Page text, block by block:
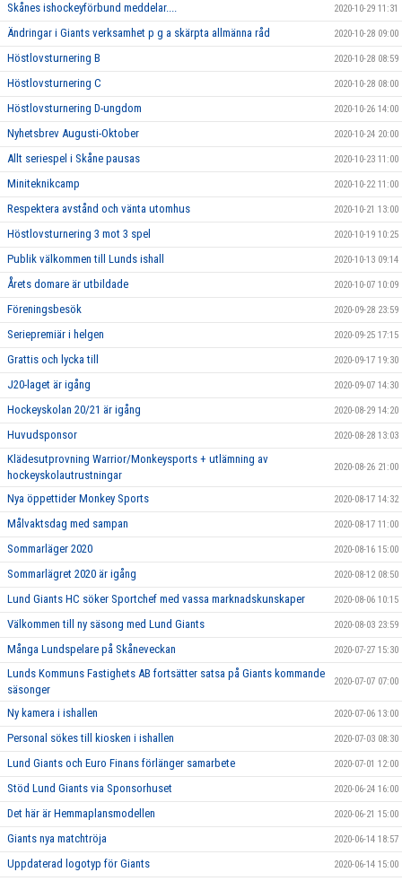
Skånes ishockeyförbund meddelar.... 2020-10-29 11:31
Ändringar i Giants verksamhet p g a skärpta allmänna råd 2020-10-28 09:00
Höstlovsturnering B 2020-10-28 08:59
Höstlovsturnering C 2020-10-28 08:00
Höstlovsturnering D-ungdom 2020-10-26 14:00
Nyhetsbrev Augusti-Oktober 2020-10-24 20:00
Allt seriespel i Skåne pausas 2020-10-23 11:00
Miniteknikcamp 2020-10-22 11:00
Respektera avstånd och vänta utomhus 2020-10-21 13:00
Höstlovsturnering 3 mot 3 spel 2020-10-19 10:25
Publik välkommen till Lunds ishall 2020-10-13 09:14
Årets domare är utbildade 2020-10-07 10:09
Föreningsbesök 2020-09-28 23:59
Seriepremiär i helgen 2020-09-25 17:15
Grattis och lycka till 2020-09-17 19:30
J20-laget är igång 2020-09-07 14:30
Hockeyskolan 20/21 är igång 2020-08-29 14:20
Huvudsponsor 2020-08-28 13:03
Klädesutprovning Warrior/Monkeysports + utlämning av
hockeyskolautrustningar
2020-08-26 21:00
Nya öppettider Monkey Sports 2020-08-17 14:32
Målvaktsdag med sampan 2020-08-17 11:00
Sommarläger 2020 2020-08-16 15:00
Sommarlägret 2020 är igång 2020-08-12 08:50
Lund Giants HC söker Sportchef med vassa marknadskunskaper 2020-08-06 10:15
Välkommen till ny säsong med Lund Giants 2020-08-03 23:59
Många Lundspelare på Skåneveckan 2020-07-27 15:30
Lunds Kommuns Fastighets AB fortsätter satsa på Giants kommande
säsonger
2020-07-07 07:00
Ny kamera i ishallen 2020-07-06 13:00
Personal sökes till kiosken i ishallen 2020-07-03 08:30
Lund Giants och Euro Finans förlänger samarbete 2020-07-01 12:00
Stöd Lund Giants via Sponsorhuset 2020-06-24 16:00
Det här är Hemmaplansmodellen 2020-06-21 15:00
Giants nya matchtröja 2020-06-14 18:57
Uppdaterad logotyp för Giants 2020-06-14 15:00